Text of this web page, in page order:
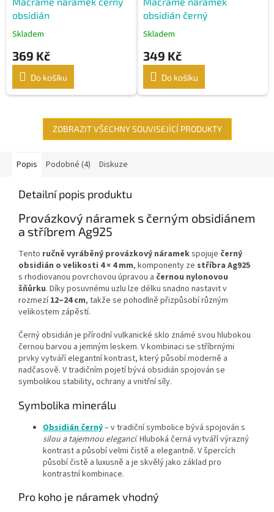
obsidián
Skladem
369 Kč
Do košíku
obsidián černý
Skladem
349 Kč
Do košíku
ZOBRAZIT VŠECHNY SOUVISEJÍCÍ PRODUKTY
Popis Podobné (4) Diskuze
Detailní popis produktu
Provázkový náramek s černým obsidiánem
a stříbrem Ag925
Tento ručně vyráběný provázkový náramekspojuje černý
obsidián o velikosti 4 × 4 mm, komponenty ze stříbra Ag925
s rhodiovanou povrchovou úpravou a černou nylonovou
šňůrku. Díky posuvnému uzlu lze délku snadno nastavit v
rozmezí12–24 cm, takže se pohodlně přizpůsobí různým
velikostem zápěstí.
Černý obsidián je přírodní vulkanické sklo známé svou hlubokou
černou barvou a jemným leskem. V kombinaci se stříbrnými
prvky vytváří elegantní kontrast, který působí moderně a
nadčasově. V tradičním pojetí bývá obsidián spojován se
symbolikou stability, ochrany a vnitřní síly.
Symbolika minerálu
Obsidián černý– v tradiční symbolice bývá spojován s
silou a tajemnou elegancí. Hluboká černá vytváří výrazný
kontrast a působí velmi čistě a elegantně. V špercích
působí čistě a luxusně a je skvělý jako základ pro
kontrastní kombinace.
Pro koho je náramek vhodný